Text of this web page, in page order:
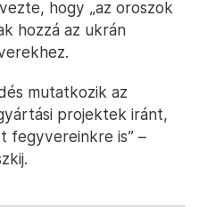
hogy „az oroszok
hozzá az ukrán
mutatkozik az
projektek iránt,
fegyvereinkre is” –